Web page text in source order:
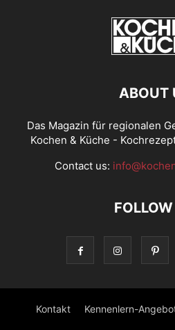
ABOUT
Das Magazin für regionalen
Kochen & Küche -
Contact us:
Kontakt Kennenlern-